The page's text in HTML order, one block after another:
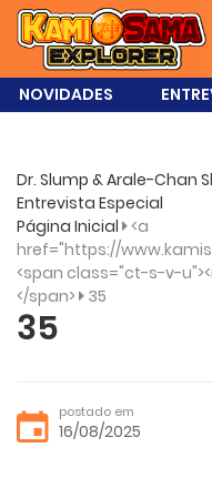
NOVIDADES
Dr. Slump & Arale-Chan
Entrevista Especial
Página Inicial <a
href="https://
<span class="ct-s-v-
</span> 35
35
postado em
16/08/2025